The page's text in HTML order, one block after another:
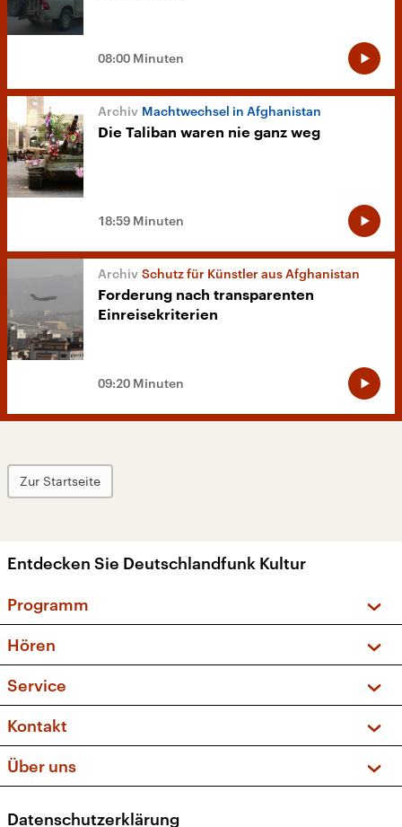
08:00 Minuten
Machtwechsel in Afghanistan
Die Taliban waren nie ganz weg
18:59 Minuten
Schutz für Künstler aus Afghanistan
Forderung nach transparenten
Einreisekriterien
09:20 Minuten
Zur Startseite
Entdecken Sie Deutschlandfunk Kultur
Programm
Sendungen und Podcasts
Musikliste
Kakadu – Das Kinderprogramm
Hören
Frequenzen (UKW + DAB+)
Service
FAQ
Apps
Newsletter
Kontakt
Social Media
Über uns
Datenschutzerklärung